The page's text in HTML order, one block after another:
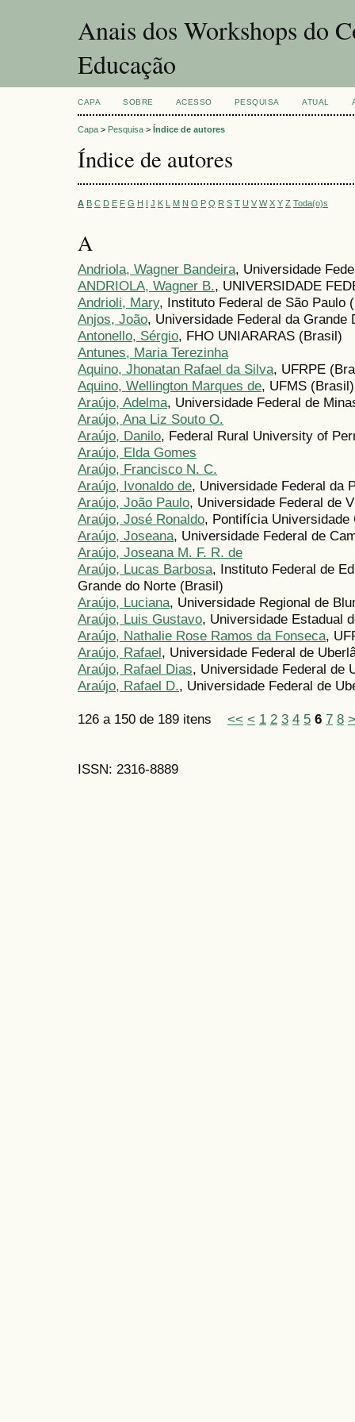
Anais dos Workshops do
Educação
CAPA SOBRE ACESSO PESQUISA ATUAL
Capa > Pesquisa > Índice de autores
Índice de autores
A B C D E F G H I J K L M N O P Q R S T U V W X Y Z Toda(o)s
A
Andriola, Wagner Bandeira, Universidade
ANDRIOLA, Wagner B., UNIVERSIDADE
Andrioli, Mary, Instituto Federal de São Paulo
Anjos, João, Universidade Federal da
Antonello, Sérgio, FHO UNIARARAS (Brasil)
Antunes, Maria Terezinha
Aquino, Jhonatan Rafael da Silva, UFRPE
Aquino, Wellington Marques de, UFMS (Brasil)
Araújo, Adelma, Universidade Federal de
Araújo, Ana Liz Souto O.
Araújo, Danilo, Federal Rural University of
Araújo, Elda Gomes
Araújo, Francisco N. C.
Araújo, Ivonaldo de, Universidade Federal da
Araújo, João Paulo, Universidade Federal de
Araújo, José Ronaldo, Pontifícia Universidade
Araújo, Joseana, Universidade Federal de
Araújo, Joseana M. F. R. de
Araújo, Lucas Barbosa, Instituto Federal de
Grande do Norte (Brasil)
Araújo, Luciana, Universidade Regional de
Araújo, Luis Gustavo, Universidade Estadual
Araújo, Nathalie Rose Ramos da Fonseca,
Araújo, Rafael, Universidade Federal de
Araújo, Rafael Dias, Universidade Federal de
Araújo, Rafael D., Universidade Federal de
126 a 150 de 189 itens << < 1 2 3 4 5 6 7 8 >
ISSN: 2316-8889